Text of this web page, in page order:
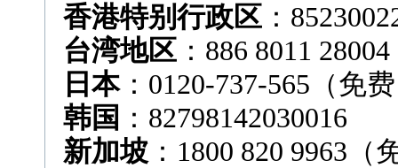
香港特别行政区 ：
台湾地区 ：886 8011 28004
日本：0120-737-565（免
韩国 ：82798142030016
新加坡 ：1800 820 9963（